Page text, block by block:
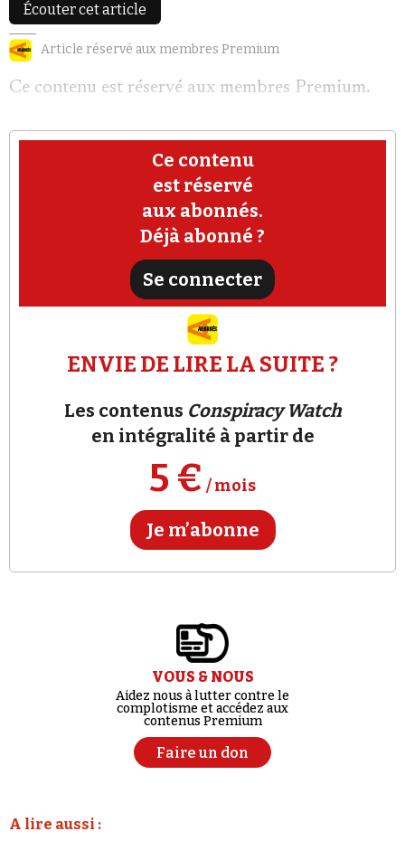
Faire un don
Demander à Vera
Se connecter
Écouter cet article
Article réservé aux membres Premium
Ce contenu est réservé aux membres Premium.
Ce contenu
est réservé
aux abonnés.
Déjà abonné ?
Se connecter
ENVIE DE LIRE LA SUITE ?
Les contenus Conspiracy Watch
en intégralité à partir de
5 € / mois
Je m’abonne
VOUS & NOUS
Aidez nous à lutter contre le
complotisme et accédez aux
contenus Premium
Faire un don
A lire aussi :